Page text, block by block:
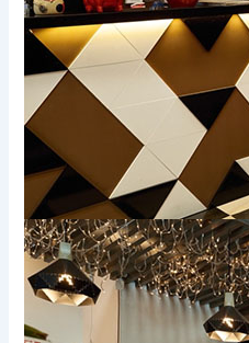
Xem thêm